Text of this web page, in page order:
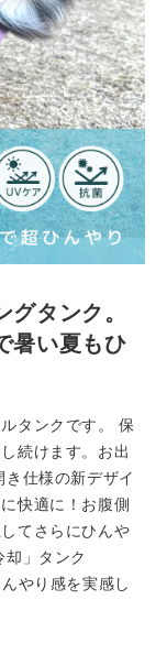
グタンク。
暑い夏もひ
タンクです。 保
続けます。お出
仕様の新デザイ
快適に！お腹側
てさらにひんや
却」タンク
やり感を実感し